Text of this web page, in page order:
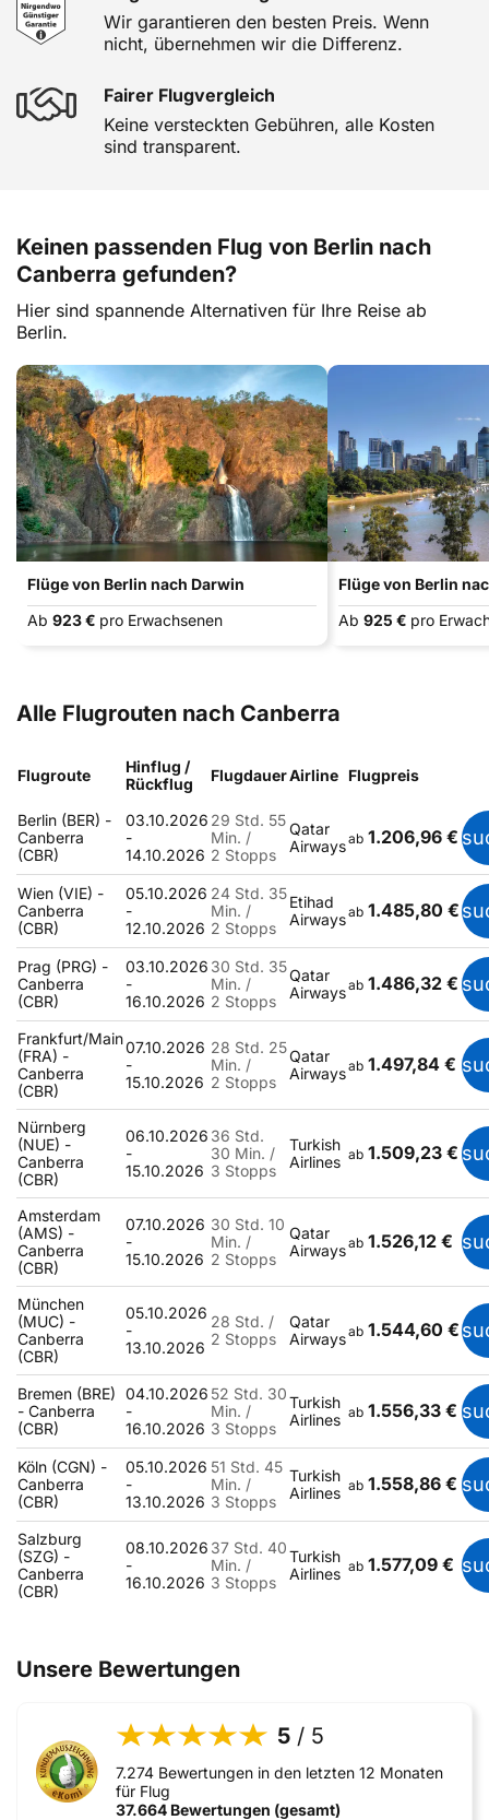
Wir garantieren den besten Preis. Wenn
nicht, übernehmen wir die Differenz.
Fairer Flugvergleich
Keine versteckten Gebühren, alle Kosten
sind transparent.
Keinen passenden Flug von Berlin nach
Canberra gefunden?
Hier sind spannende Alternativen für Ihre Reise ab
Berlin.
Flüge von Berlin nach Darwin
Ab 923 € pro Erwachsenen
Flüge von Berlin
Ab 925 € pro
Alle Flugrouten nach Canberra
Flugroute
Hinflug /
Rückflug
FlugdauerAirline Flugpreis
Berlin (BER) -
Canberra
(CBR)
03.10.2026
-
14.10.2026
29 Std. 55
Min. /
2 Stopps
Qatar
Airwaysab 1.206,96 €
Wien (VIE) -
Canberra
(CBR)
05.10.2026
-
12.10.2026
24 Std. 35
Min. /
2 Stopps
Etihad
Airwaysab 1.485,80 €
Prag (PRG) -
Canberra
(CBR)
03.10.2026
-
16.10.2026
30 Std. 35
Min. /
2 Stopps
Qatar
Airwaysab 1.486,32 €
Frankfurt/Main
(FRA) -
Canberra
(CBR)
07.10.2026
-
15.10.2026
28 Std. 25
Min. /
2 Stopps
Qatar
Airwaysab 1.497,84 €
Nürnberg
(NUE) -
Canberra
(CBR)
06.10.2026
-
15.10.2026
36 Std.
30 Min. /
3 Stopps
Turkish
Airlines ab 1.509,23 €
Amsterdam
(AMS) -
Canberra
(CBR)
07.10.2026
-
15.10.2026
30 Std. 10
Min. /
2 Stopps
Qatar
Airwaysab 1.526,12 €
München
(MUC) -
Canberra
(CBR)
05.10.2026
-
13.10.2026
28 Std. /
2 Stopps
Qatar
Airwaysab 1.544,60 €
Bremen (BRE)
- Canberra
(CBR)
04.10.2026
-
16.10.2026
52 Std. 30
Min. /
3 Stopps
Turkish
Airlines ab 1.556,33 €
Köln (CGN) -
Canberra
(CBR)
05.10.2026
-
13.10.2026
51 Std. 45
Min. /
3 Stopps
Turkish
Airlines ab 1.558,86 €
Salzburg
(SZG) -
Canberra
(CBR)
08.10.2026
-
16.10.2026
37 Std. 40
Min. /
3 Stopps
Turkish
Airlines ab 1.577,09 €
Unsere Bewertungen
5 / 5
7.274 Bewertungen in den letzten 12 Monaten
für Flug
37.664 Bewertungen (gesamt)